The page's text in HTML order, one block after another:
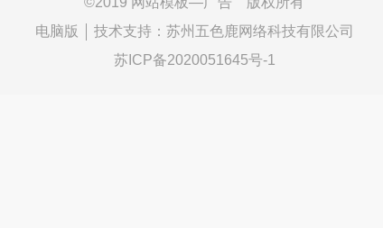
电脑版
技术支持： 苏州五色鹿网络科技有限公司
苏ICP备2020051645号-1